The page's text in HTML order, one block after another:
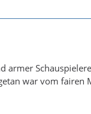
armer
war vom